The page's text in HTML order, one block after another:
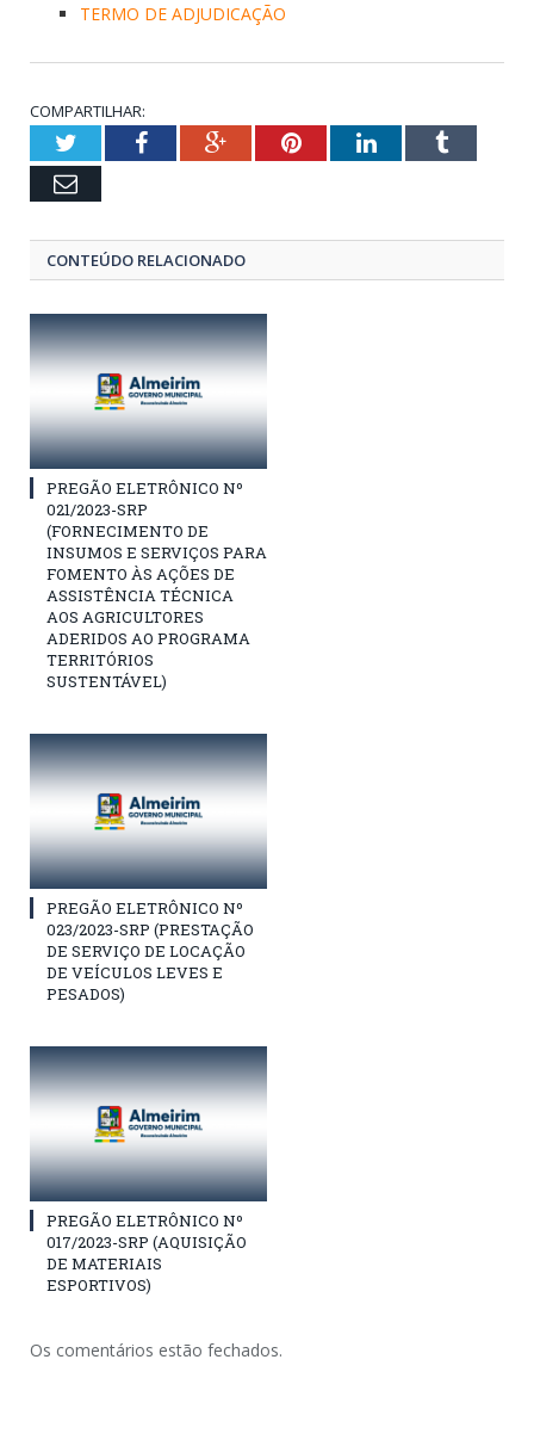
TERMO DE ADJUDICAÇÃO
COMPARTILHAR:
TwitterFacebookGoogle+PinterestLinkedInTumblr
Email
CONTEÚDO RELACIONADO
PREGÃO ELETRÔNICO Nº
021/2023-SRP
(FORNECIMENTO DE
INSUMOS E SERVIÇOS PARA
FOMENTO ÀS AÇÕES DE
ASSISTÊNCIA TÉCNICA
AOS AGRICULTORES
ADERIDOS AO PROGRAMA
TERRITÓRIOS
SUSTENTÁVEL)
PREGÃO ELETRÔNICO Nº
023/2023-SRP (PRESTAÇÃO
DE SERVIÇO DE LOCAÇÃO
DE VEÍCULOS LEVES E
PESADOS)
PREGÃO ELETRÔNICO Nº
017/2023-SRP (AQUISIÇÃO
DE MATERIAIS
ESPORTIVOS)
Os comentários estão fechados.